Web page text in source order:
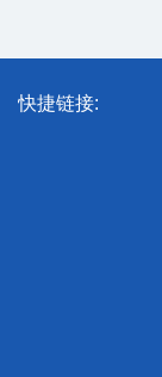
快捷链接: